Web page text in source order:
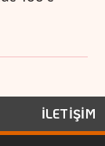
İLETİŞİM